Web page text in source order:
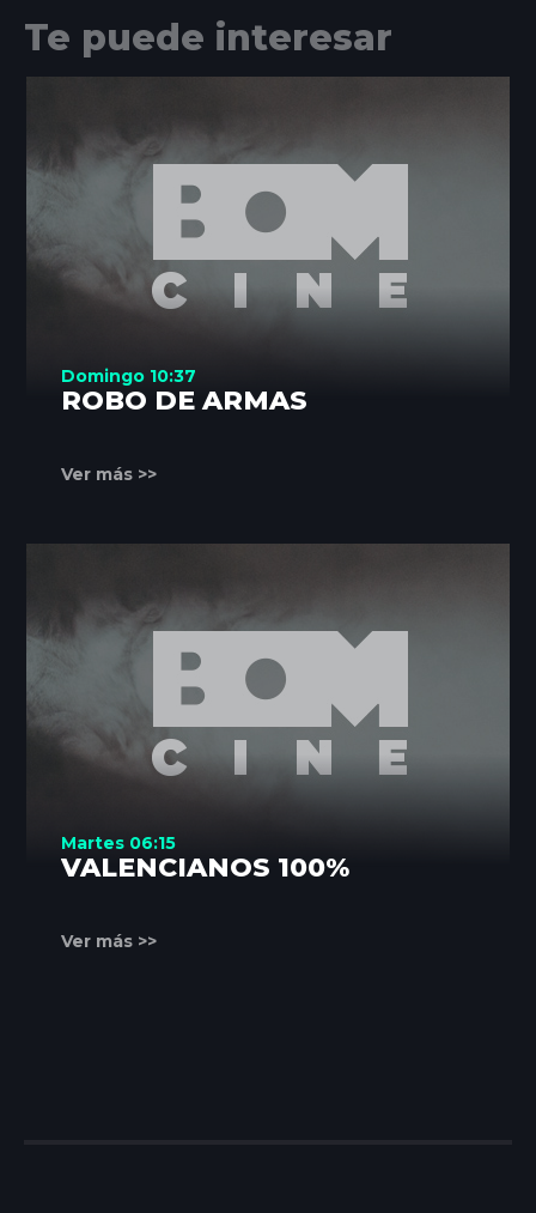
Te puede interesar
Domingo 10:37
ROBO DE ARMAS
Ver más >>
Martes 06:15
VALENCIANOS 100%
Ver más >>